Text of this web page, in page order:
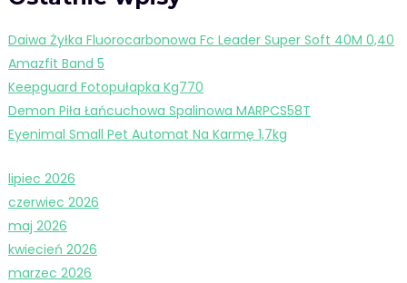
Daiwa Żyłka Fluorocarbonowa Fc Leader Super Soft 40M 0,40
Amazfit Band 5
Keepguard Fotopułapka Kg770
Demon Piła Łańcuchowa Spalinowa MARPCS58T
Eyenimal Small Pet Automat Na Karmę 1,7kg
lipiec 2026
czerwiec 2026
maj 2026
kwiecień 2026
marzec 2026